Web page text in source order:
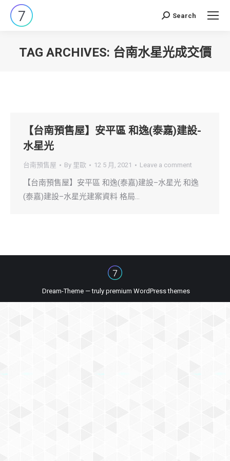
Search:
Search
TAG ARCHIVES: 台南水星光成交價
【台南預售屋】安平區 和逸(泰嘉)建設-
水星光
台南預售屋 By 里歐 12 5 月, 2021 Leave a comment
【台南預售屋】安平區 和逸(泰嘉)建設–水星光 和逸
(泰嘉)建設–水星光建案資料 格局…
Dream-Theme — truly premium WordPress themes